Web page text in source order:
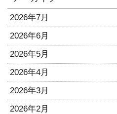
2026年7月
2026年6月
2026年5月
2026年4月
2026年3月
2026年2月